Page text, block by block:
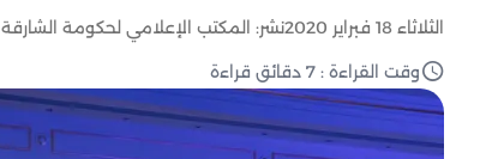
الثلاثاء 18 فبراير 2020 نشر: المكتب الإعلامي لحكومة الشارقة
وقت القراءة : 7 دقائق قراءة